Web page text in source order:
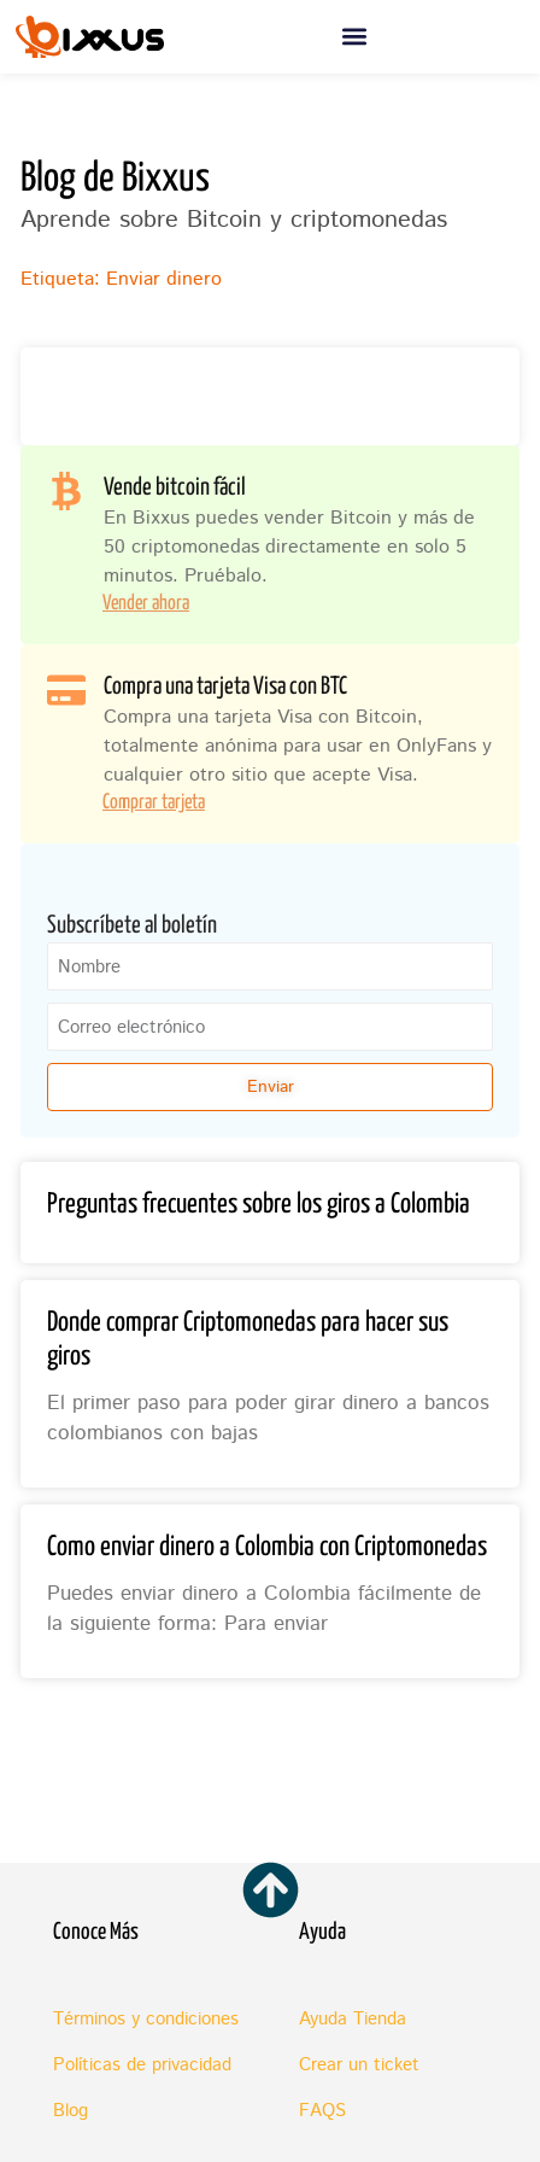
al
Blog de Bixxus
Aprende sobre Bitcoin y criptomonedas
Etiqueta: Enviar dinero
Vende bitcoin fácil
En Bixxus puedes vender Bitcoin y más de
50 criptomonedas directamente en solo 5
minutos. Pruébalo.
Vender ahora
Compra una tarjeta Visa con BTC
Compra una tarjeta Visa con Bitcoin,
totalmente anónima para usar en OnlyFans y
cualquier otro sitio que acepte Visa.
Comprar tarjeta
Subscríbete al boletín
Nombre
Correo
electrónico
Enviar
Preguntas frecuentes sobre los giros a Colombia
Donde comprar Criptomonedas para hacer sus
giros
El primer paso para poder girar dinero a bancos
colombianos con bajas
Como enviar dinero a Colombia con Criptomonedas
Puedes enviar dinero a Colombia fácilmente de
la siguiente forma: Para enviar
Conoce Más
Términos y condiciones
Políticas de privacidad
Blog
Ayuda
Ayuda Tienda
Crear un ticket
FAQS